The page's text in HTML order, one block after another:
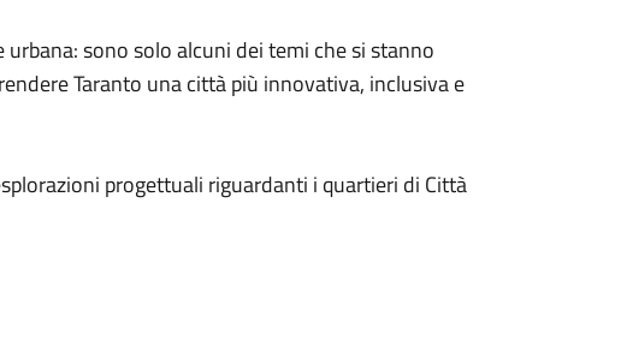
sono solo alcuni dei temi che si stanno
Taranto una città più innovativa, inclusiva e
progettuali riguardanti i quartieri di Città